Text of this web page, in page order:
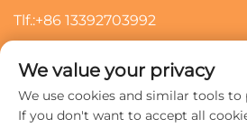
Tlf.:+86 13392703992
We value your privacy
We use cookies and similar tools to
If you don't want to accept all